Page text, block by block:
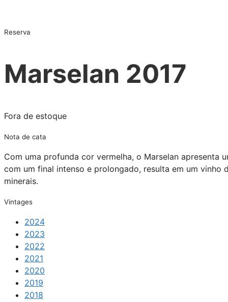
Reserva
Marselan 2017
Fora de estoque
Nota de cata
Com uma profunda cor vermelha, o Marselan apresenta
com um final intenso e prolongado, resulta em um vinho
minerais.
Vintages
2024
2023
2022
2021
2020
2019
2018